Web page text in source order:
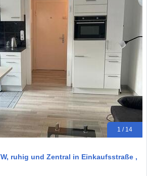
1 / 14
ruhig und Zentral in Einkaufsstraße ,